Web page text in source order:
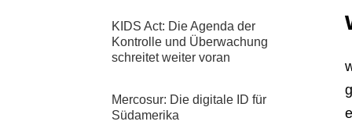
KIDS Act: Die Agenda der
Kontrolle und Überwachung
schreitet weiter voran
Mercosur: Die digitale ID für
Südamerika